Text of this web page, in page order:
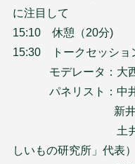
に注目して
15:10 休憩（20分)
15:30 トークセッショ
モデレータ：大西
パネリスト：中井
新井小
土井善晴 （
しいもの研究所」代表）